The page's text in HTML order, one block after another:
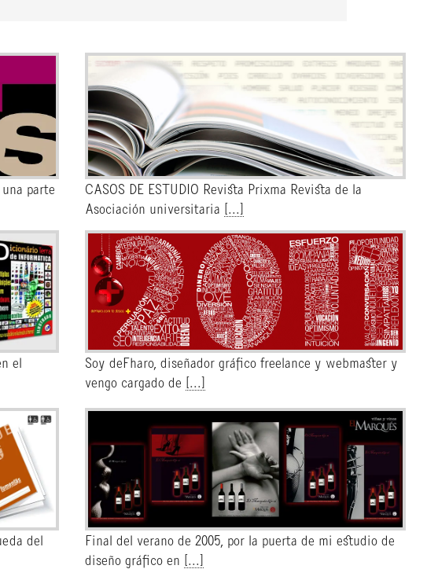
parte
CASOS DE ESTUDIO Revista Prixma Revista de la
Asociación universitaria
[...]
el
Soy deFharo, diseñador gráfico freelance y webmaster y
vengo cargado de
[...]
del
Final del verano de 2005, por la puerta de mi estudio de
diseño gráfico en
[...]